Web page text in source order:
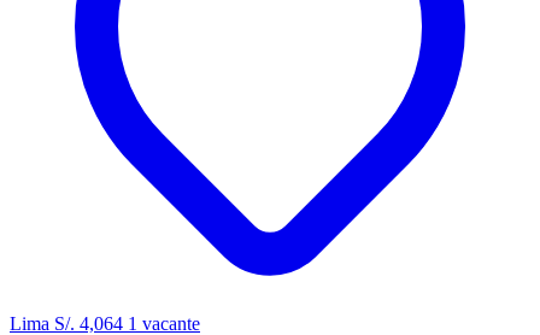
Lima S/. 4,064 1 vacante